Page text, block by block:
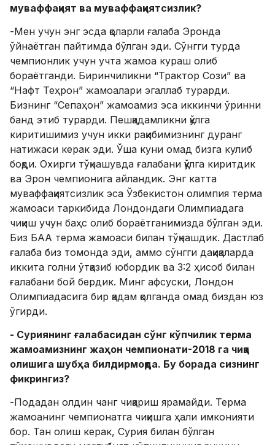
муваффақият ва муваффақиятсизлик?
-Мен учун энг эсда қоларли ғалаба Эронда
ўйнаётган пайтимда бўлган эди. Сўнгги турда
чемпионлик учун учта жамоа кураш олиб
бораётганди. Биринчиликни “Трактор Сози” ва
“Нафт Теҳрон” жамоалари эгаллаб турарди.
Бизнинг “Сепаҳон” жамоамиз эса иккинчи ўринни
банд этиб турарди. Пешқадамликни қўлга
киритишимиз учун икки рақибимизнинг дуранг
натижаси керак эди. Ўша куни омад бизга кулиб
боқди. Охирги тўқнашувда ғалабани қўлга киритдик
ва Эрон чемпионига айландик. Энг катта
муваффақиятсизлик эса Ўзбекистон олимпия терма
жамоаси таркибида Лондондаги Олимпиадага
чиқиш учун баҳс олиб бораётганимизда бўлган эди.
Биз БАА терма жамоаси билан тўқнашдик. Дастлаб
ғалаба биз томонда эди, аммо сўнгги дақиқаларда
иккита голни ўтқазиб юбордик ва 3:2 ҳисоб билан
ғалабани бой бердик. Минг афсуски, Лондон
Олимпиадасига бир қадам қолганда омад биздан юз
ўгирди.
- Суриянинг ғалабасидан сўнг кўпчилик терма
жамоамизнинг жаҳон чемпионати-2018 га чиқа
олишига шубҳа билдирмоқда. Бу борада сизнинг
фикрингиз?
-Подадан олдин чанг чиқариш ярамайди. Терма
жамоанинг чемпионатга чиқишга ҳали имконияти
бор. Тан олиш керак, Сурия билан бўлган